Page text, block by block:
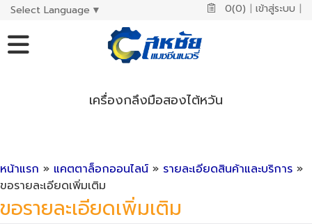
Select Language ▼ 0(0) | เข้าสู่ระบบ |
เครื่องกลึงมือสองไต้หวัน
หน้าแรก » แคตตาล็อกออนไลน์ » รายละเอียดสินค้าและบริการ »
ขอรายละเอียดเพิ่มเติม
ขอรายละเอียดเพิ่มเติม